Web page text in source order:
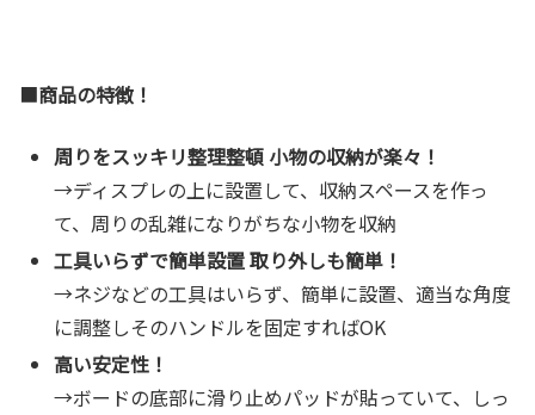
■商品の特徴！
周りをスッキリ整理整頓 小物の収納が楽々！
→ディスプレの上に設置して、収納スペースを作っ
て、周りの乱雑になりがちな小物を収納
工具いらずで簡単設置 取り外しも簡単！
→ネジなどの工具はいらず、簡単に設置、適当な角度
に調整しそのハンドルを固定すればOK
高い安定性！
→ボードの底部に滑り止めパッドが貼っていて、しっ